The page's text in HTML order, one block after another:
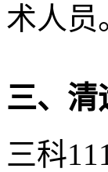
术人员
三、清
三科